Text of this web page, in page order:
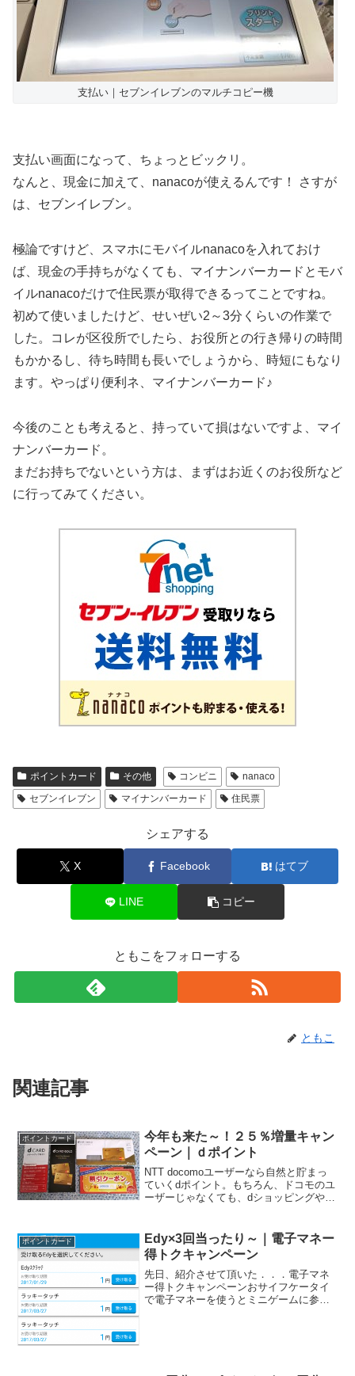
支払い｜セブンイレブンのマルチコピー機
支払い画面になって、ちょっとビックリ。
なんと、現金に加えて、nanacoが使えるんです！ さすが
は、セブンイレブン。
極論ですけど、スマホにモバイルnanacoを入れておけ
ば、現金の手持ちがなくても、マイナンバーカードとモバ
イルnanacoだけで住民票が取得できるってことですね。
初めて使いましたけど、せいぜい2～3分くらいの作業で
した。コレが区役所でしたら、お役所との行き帰りの時間
もかかるし、待ち時間も長いでしょうから、時短にもなり
ます。やっぱり便利ネ、マイナンバーカード♪
今後のことも考えると、持っていて損はないですよ、マイ
ナンバーカード。
まだお持ちでないという方は、まずはお近くのお役所など
に行ってみてください。
ポイントカード その他 コンビニ
nanaco
セブンイレブン
マイナンバーカード 住民票
シェアする
X Facebook はてブ
LINE コピー
ともこをフォローする
ともこ
関連記事
ポイントカード
今年も来た～！２５％増量キャン
ペーン｜ｄポイント
NTT docomoユーザーなら自然と貯まっ
ていくdポイント。もちろん、ドコモのユ
ーザーじゃなくても、dショッピングやd
ント。そして今では、ローソン、マクド
ナルド、マ...
ポイントカード
Edy×3回当ったり～｜電子マネー
得トクキャンペーン
先日、紹介させて頂いた．．．電子マネ
ー得トクキャンペーンおサイフケータイ
で電子マネーを使うとミニゲームに参加